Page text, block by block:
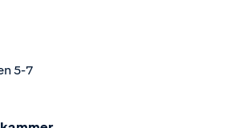
5-7